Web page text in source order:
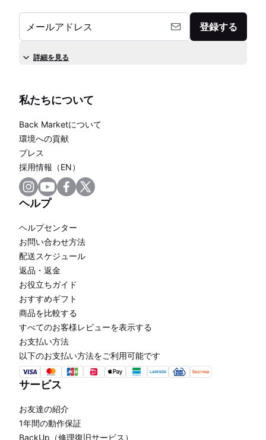
メールアドレス 登録する
詳細を見る
私たちについて
Back Marketについて
環境への貢献
プレス
採用情報（EN）
ヘルプ
ヘルプセンター
お問い合わせ方法
配送スケジュール
返品・返金
お役立ちガイド
おすすめギフト
商品を比較する
すべてのお客様レビューを表示する
お支払い方法
以下のお支払い方法をご利用可能です
サービス
お友達の紹介
1年間の動作保証
BackUp（修理復旧サービス）